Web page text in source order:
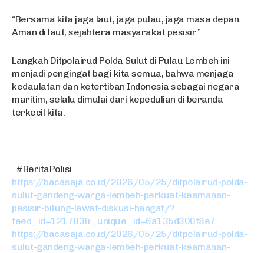
“Bersama kita jaga laut, jaga pulau, jaga masa depan.
Aman di laut, sejahtera masyarakat pesisir.”
Langkah Ditpolairud Polda Sulut di Pulau Lembeh ini
menjadi pengingat bagi kita semua, bahwa menjaga
kedaulatan dan ketertiban Indonesia sebagai negara
maritim, selalu dimulai dari kepedulian di beranda
terkecil kita.
#BeritaPolisi
https://bacasaja.co.id/2026/05/25/ditpolairud-polda-
sulut-gandeng-warga-lembeh-perkuat-keamanan-
pesisir-bitung-lewat-diskusi-hangat/?
feed_id=121783&_unique_id=6a135d300f8e7
https://bacasaja.co.id/2026/05/25/ditpolairud-polda-
sulut-gandeng-warga-lembeh-perkuat-keamanan-